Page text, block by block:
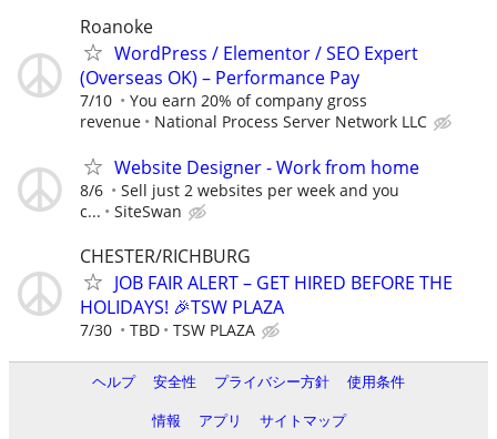
Roanoke
WordPress / Elementor / SEO Expert
(Overseas OK) – Performance Pay
7/10
You earn 20% of company gross
revenue
National Process Server Network LLC
Website Designer - Work from home
8/6
Sell just 2 websites per week and you
c...
SiteSwan
CHESTER/RICHBURG
JOB FAIR ALERT – GET HIRED BEFORE THE
HOLIDAYS! 🎉TSW PLAZA
7/30 TBD TSW PLAZA
ヘルプ 安全性 プライバシー方針
使用条件
情報
アプリ サイトマップ